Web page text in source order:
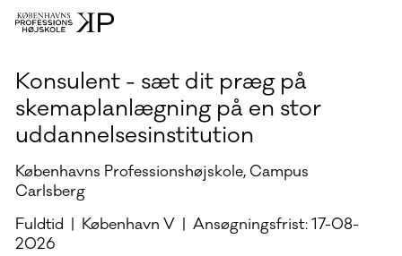
Konsulent - sæt dit præg på
skemaplanlægning på en stor
uddannelsesinstitution
Københavns Professionshøjskole, Campus
Carlsberg
Fuldtid | København V | Ansøgningsfrist: 17-08-
2026